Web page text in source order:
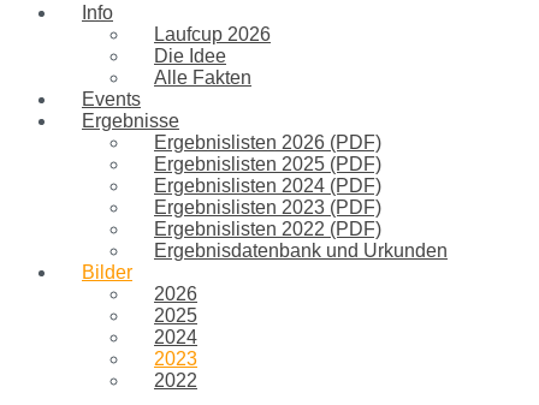
Info
Laufcup 2026
Die Idee
Alle Fakten
Events
Ergebnisse
Ergebnislisten 2026 (PDF)
Ergebnislisten 2025 (PDF)
Ergebnislisten 2024 (PDF)
Ergebnislisten 2023 (PDF)
Ergebnislisten 2022 (PDF)
Ergebnisdatenbank und Urkunden
Bilder
2026
2025
2024
2023
2022